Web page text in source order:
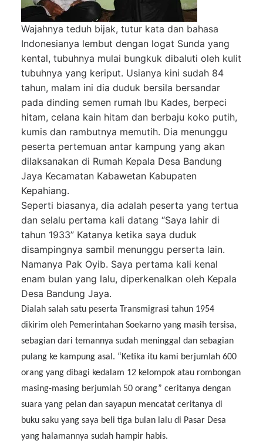
Wajahnya teduh bijak, tutur kata dan bahasa
Indonesianya lembut dengan logat Sunda yang
kental, tubuhnya mulai bungkuk dibaluti oleh kulit
tubuhnya yang keriput. Usianya kini sudah 84
tahun, malam ini dia duduk bersila bersandar
pada dinding semen rumah Ibu Kades, berpeci
hitam, celana kain hitam dan berbaju koko putih,
kumis dan rambutnya memutih. Dia menunggu
peserta pertemuan antar kampung yang akan
dilaksanakan di Rumah Kepala Desa Bandung
Jaya Kecamatan Kabawetan Kabupaten
Kepahiang.
Seperti biasanya, dia adalah peserta yang tertua
dan selalu pertama kali datang “Saya lahir di
tahun 1933” Katanya ketika saya duduk
disampingnya sambil menunggu perserta lain.
Namanya Pak Oyib. Saya pertama kali kenal
enam bulan yang lalu, diperkenalkan oleh Kepala
Desa Bandung Jaya.
Dialah salah satu peserta Transmigrasi tahun 1954
dikirim oleh Pemerintahan Soekarno yang masih tersisa,
sebagian dari temannya sudah meninggal dan sebagian
pulang ke kampung asal. “Ketika itu kami berjumlah 600
orang yang dibagi kedalam 12 kelompok atau rombongan
masing-masing berjumlah 50 orang” ceritanya dengan
suara yang pelan dan sayapun mencatat ceritanya di
buku saku yang saya beli tiga bulan lalu di Pasar Desa
yang halamannya sudah hampir habis.